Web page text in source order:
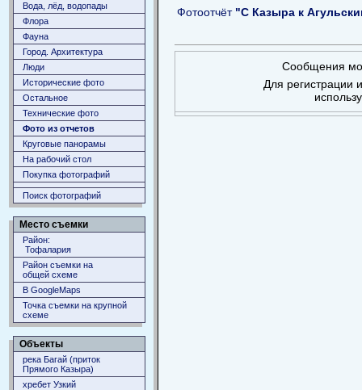
Вода, лёд, водопады
Флора
Фауна
Город. Архитектура
Люди
Исторические фото
Остальное
Технические фото
Фото из отчетов
Круговые панорамы
На рабочий стол
Покупка фотографий
Поиск фотографий
Место съемки
Район:
Тофалария
Район съемки на
общей схеме
В GoogleMaps
Точка съемки на крупной
схеме
Объекты
река Багай (приток
Прямого Казыра)
хребет Узкий
Фотоотчёт "С Казыра к
Сообщения
Для регистрации